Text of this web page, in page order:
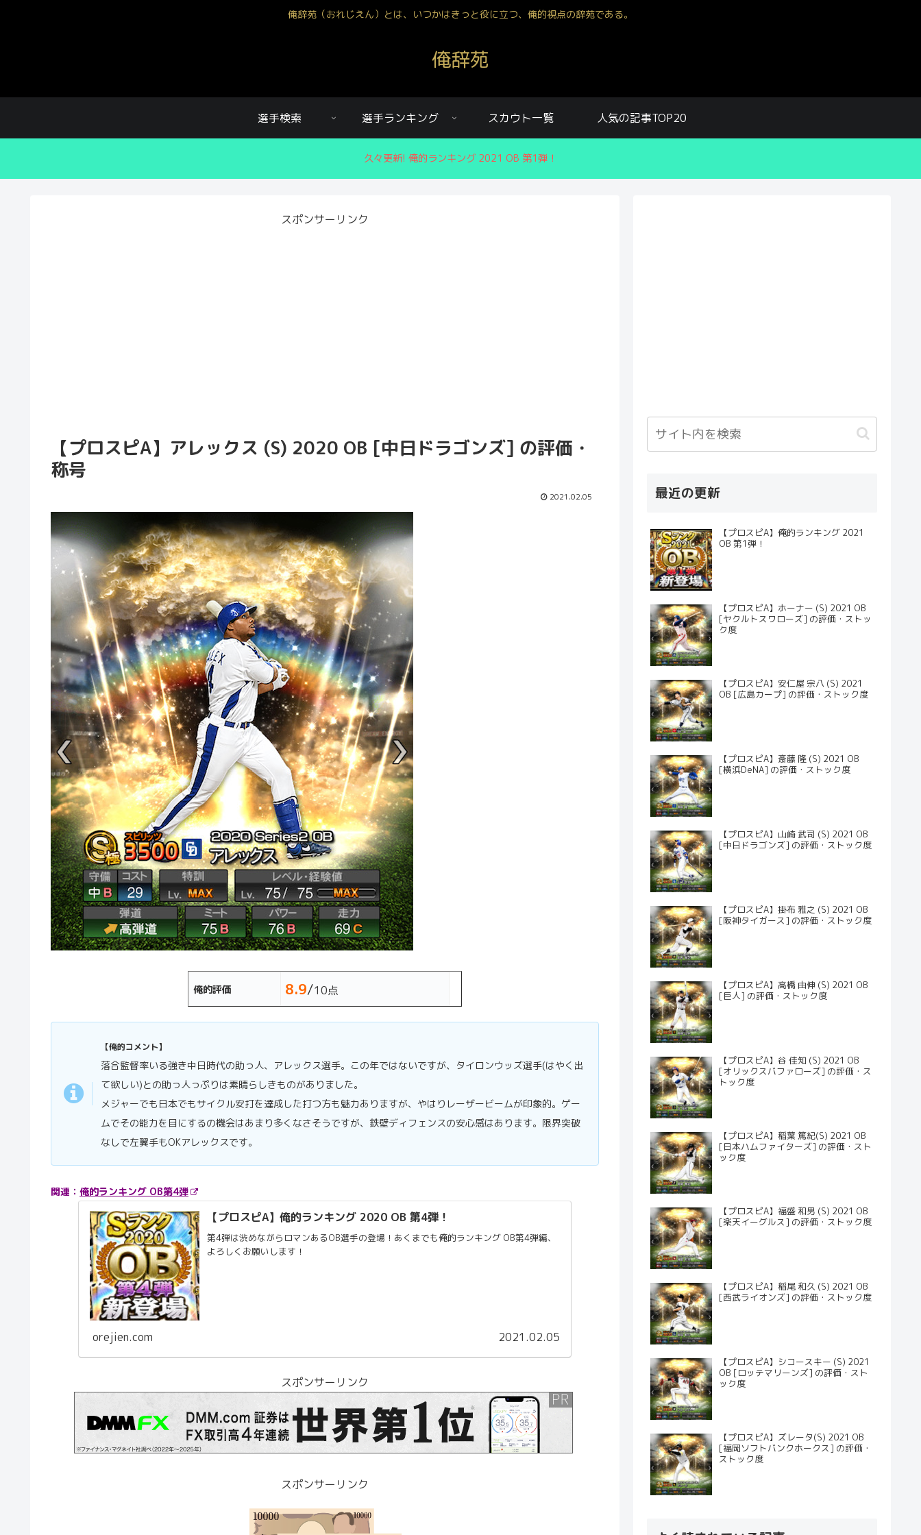
俺辞苑（おれじえん）とは、いつかはきっと役に立つ、俺的視点の辞苑である。
俺辞苑
選手検索 選手ランキング スカウト一覧 人気の記事TOP20
久々更新! 俺的ランキング 2021 OB 第1弾！
スポンサーリンク
【プロスピA】アレックス (S) 2020 OB [中日ドラゴンズ] の評価・
称号
2021.02.05
俺的評価 8.9/10点
【俺的コメント】
落合監督率いる強き中日時代の助っ人、アレックス選手。この年ではないですが、タイロンウッズ選手(はやく出
て欲しい)との助っ人っぷりは素晴らしきものがありました。
メジャーでも日本でもサイクル安打を達成した打つ方も魅力ありますが、やはりレーザービームが印象的。ゲー
ムでその能力を目にするの機会はあまり多くなさそうですが、鉄壁ディフェンスの安心感はあります。限界突破
なしで左翼手もOKアレックスです。
関連： 俺的ランキング OB第4弾
【プロスピA】俺的ランキング 2020 OB 第4弾！
第4弾は渋めながらロマンあるOB選手の登場！あくまでも俺的ランキング OB第4弾編、
よろしくお願いします！
orejien.com 2021.02.05
スポンサーリンク
スポンサーリンク
最近の更新
【プロスピA】俺的ランキング 2021
OB 第1弾！
【プロスピA】ホーナー (S) 2021 OB
[ヤクルトスワローズ] の評価・ストッ
ク度
【プロスピA】安仁屋 宗八 (S) 2021
OB [広島カープ] の評価・ストック度
【プロスピA】斎藤 隆 (S) 2021 OB
[横浜DeNA] の評価・ストック度
【プロスピA】山崎 武司 (S) 2021 OB
[中日ドラゴンズ] の評価・ストック度
【プロスピA】掛布 雅之 (S) 2021 OB
[阪神タイガース] の評価・ストック度
【プロスピA】高橋 由伸 (S) 2021 OB
[巨人] の評価・ストック度
【プロスピA】谷 佳知 (S) 2021 OB
[オリックスバファローズ] の評価・ス
トック度
【プロスピA】稲葉 篤紀(S) 2021 OB
[日本ハムファイターズ] の評価・スト
ック度
【プロスピA】福盛 和男 (S) 2021 OB
[楽天イーグルス] の評価・ストック度
【プロスピA】稲尾 和久 (S) 2021 OB
[西武ライオンズ] の評価・ストック度
【プロスピA】シコースキー (S) 2021
OB [ロッテマリーンズ] の評価・スト
ック度
【プロスピA】ズレータ(S) 2021 OB
[福岡ソフトバンクホークス] の評価・
ストック度